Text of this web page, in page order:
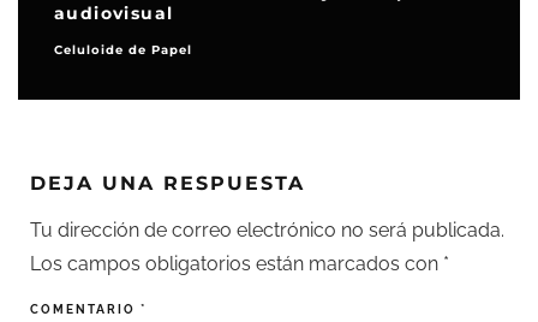
audiovisual
Celuloide de Papel
DEJA UNA RESPUESTA
Tu dirección de correo electrónico no será publicada.
Los campos obligatorios están marcados con *
COMENTARIO *